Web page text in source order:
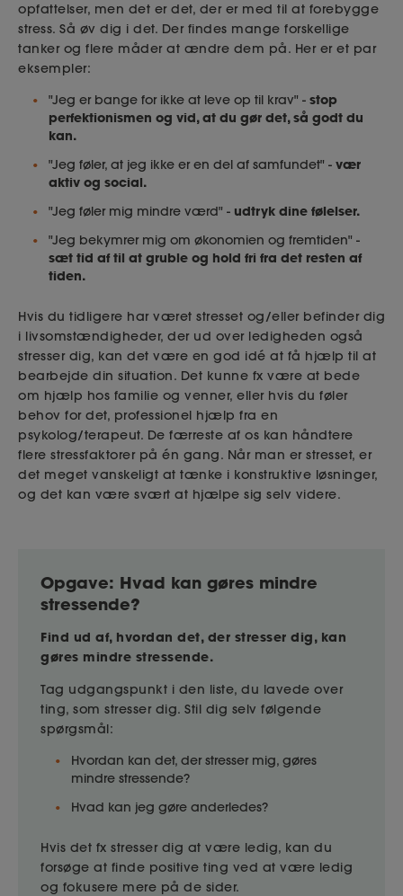
opfattelser, men det er det, der er med til at forebygge
stress. Så øv dig i det. Der findes mange forskellige
tanker og flere måder at ændre dem på. Her er et par
eksempler:
"Jeg er bange for ikke at leve op til krav" - stop
perfektionismen og vid, at du gør det, så godt du
kan.
"Jeg føler, at jeg ikke er en del af samfundet" - vær
aktiv og social.
"Jeg føler mig mindre værd" - udtryk dine følelser.
"Jeg bekymrer mig om økonomien og fremtiden" -
sæt tid af til at gruble og hold fri fra det resten af
tiden.
Hvis du tidligere har været stresset og/eller befinder dig
i livsomstændigheder, der ud over ledigheden også
stresser dig, kan det være en god idé at få hjælp til at
bearbejde din situation. Det kunne fx være at bede
om hjælp hos familie og venner, eller hvis du føler
behov for det, professionel hjælp fra en
psykolog/terapeut. De færreste af os kan håndtere
flere stressfaktorer på én gang. Når man er stresset, er
det meget vanskeligt at tænke i konstruktive løsninger,
og det kan være svært at hjælpe sig selv videre.
Opgave: Hvad kan gøres mindre
stressende?
Find ud af, hvordan det, der stresser dig, kan
gøres mindre stressende.
Tag udgangspunkt i den liste, du lavede over
ting, som stresser dig. Stil dig selv følgende
spørgsmål:
Hvordan kan det, der stresser mig, gøres
mindre stressende?
Hvad kan jeg gøre anderledes?
Hvis det fx stresser dig at være ledig, kan du
forsøge at finde positive ting ved at være ledig
og fokusere mere på de sider.